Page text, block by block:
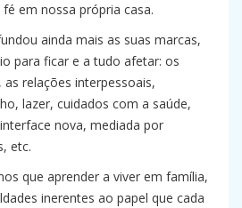
em nossa própria casa.
ainda mais as suas marcas,
para ficar e a tudo afetar: os
relações interpessoais,
lazer, cuidados com a saúde,
nova, mediada por
etc.
que aprender a viver em família,
inerentes ao papel que cada